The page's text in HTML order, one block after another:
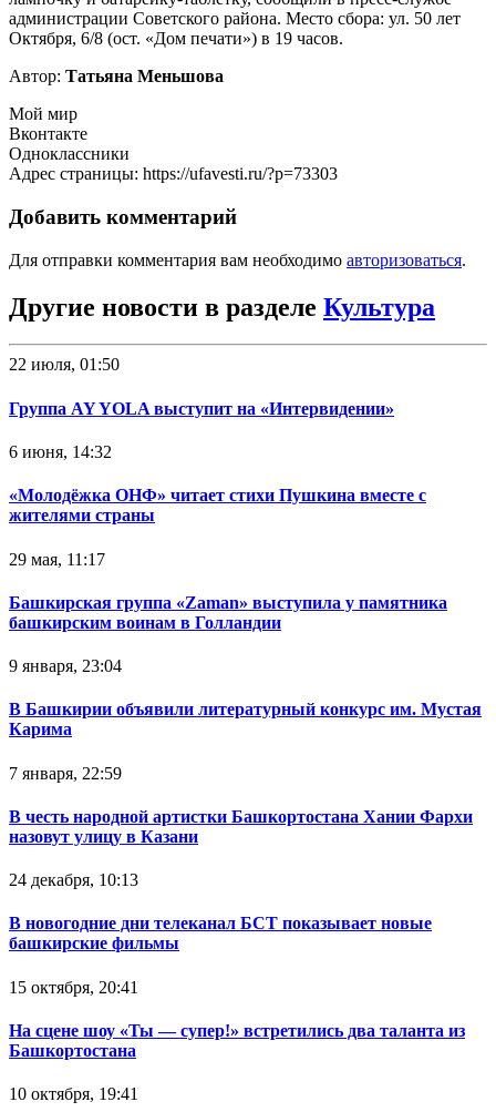
администрации Советского района. Место сбора: ул. 50 лет
Октября, 6/8 (ост. «Дом печати») в 19 часов.
Автор: Татьяна Меньшова
Мой мир
Вконтакте
Одноклассники
Адрес страницы: https://ufavesti.ru/?p=73303
Добавить комментарий
Для отправки комментария вам необходимо авторизоваться.
Другие новости в разделе Культура
22 июля, 01:50
Группа AY YOLA выступит на «Интервидении»
6 июня, 14:32
«Молодёжка ОНФ» читает стихи Пушкина вместе с
жителями страны
29 мая, 11:17
Башкирская группа «Zaman» выступила у памятника
башкирским воинам в Голландии
9 января, 23:04
В Башкирии объявили литературный конкурс им. Мустая
Карима
7 января, 22:59
В честь народной артистки Башкортостана Хании Фархи
назовут улицу в Казани
24 декабря, 10:13
В новогодние дни телеканал БСТ показывает новые
башкирские фильмы
15 октября, 20:41
На сцене шоу «Ты — супер!» встретились два таланта из
Башкортостана
10 октября, 19:41